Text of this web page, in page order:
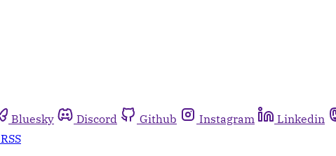
Bluesky Discord Github Instagram Linkedin
RSS